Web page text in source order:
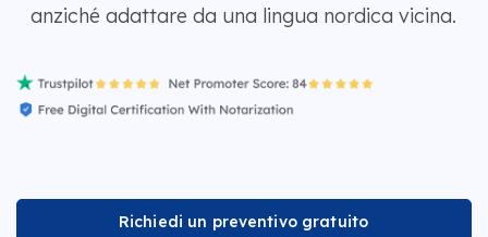
anziché adattare da una lingua nordica vicina.
Richiedi un preventivo gratuito